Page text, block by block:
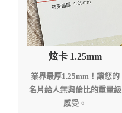
炫卡 1.25mm
業界最厚1.25mm！讓您的
名片給人無與倫比的重量級
感受。